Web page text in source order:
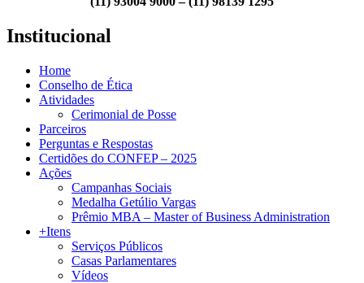
Institucional
Home
Conselho de Ética
Atividades
Cerimonial de Posse
Parceiros
Perguntas e Respostas
Certidões do CONFEP – 2025
Ações
Campanhas Sociais
Medalha Getúlio Vargas
Prêmio MBA – Master of Business Administration
+Itens
Serviços Públicos
Casas Parlamentares
Vídeos